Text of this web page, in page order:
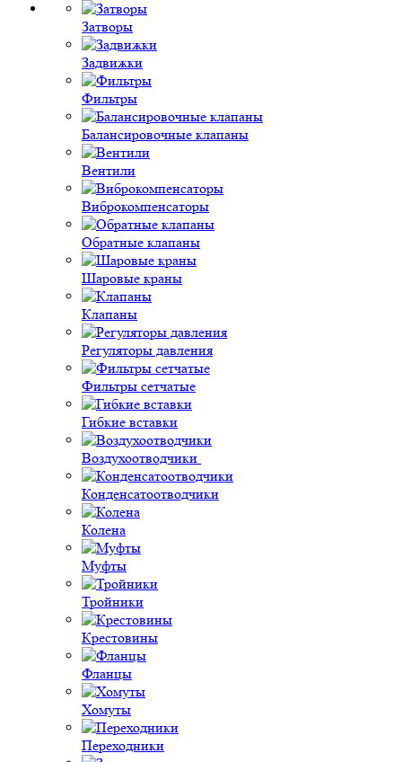
Затворы
Задвижки
Фильтры
Балансировочные клапаны
Вентили
Виброкомпенсаторы
Обратные клапаны
Шаровые краны
Клапаны
Регуляторы давления
Фильтры сетчатые
Гибкие вставки
Воздухоотводчики
Конденсатоотводчики
Колена
Муфты
Тройники
Крестовины
Фланцы
Хомуты
Переходники